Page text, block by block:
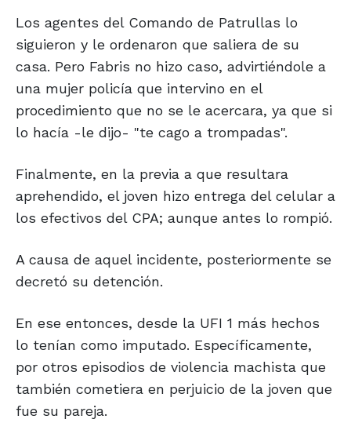
Los agentes del Comando de Patrullas lo
siguieron y le ordenaron que saliera de su
casa. Pero Fabris no hizo caso, advirtiéndole a
una mujer policía que intervino en el
procedimiento que no se le acercara, ya que si
lo hacía -le dijo- "te cago a trompadas".
Finalmente, en la previa a que resultara
aprehendido, el joven hizo entrega del celular a
los efectivos del CPA; aunque antes lo rompió.
A causa de aquel incidente, posteriormente se
decretó su detención.
En ese entonces, desde la UFI 1 más hechos
lo tenían como imputado. Específicamente,
por otros episodios de violencia machista que
también cometiera en perjuicio de la joven que
fue su pareja.